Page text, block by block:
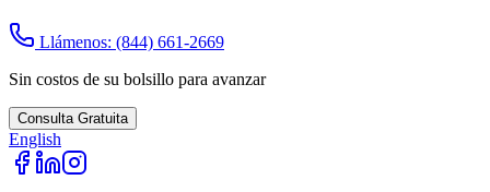
Llámenos: (844) 661-2669
Sin costos de su bolsillo para avanzar
Consulta Gratuita
English